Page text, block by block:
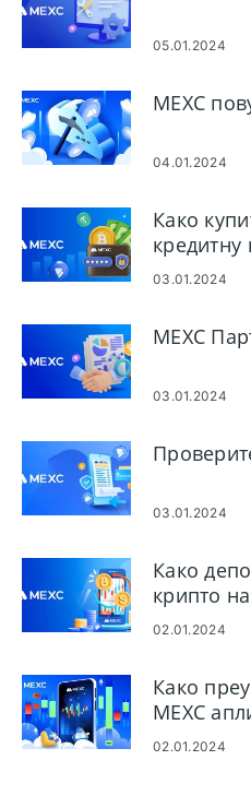
05.01.2024
MEXC
04.01.2024
Како
кредитну
03.01.2024
MEXC
03.01.2024
03.01.2024
Како
крипто
02.01.2024
Како
MEXC
телефон
02.01.2024